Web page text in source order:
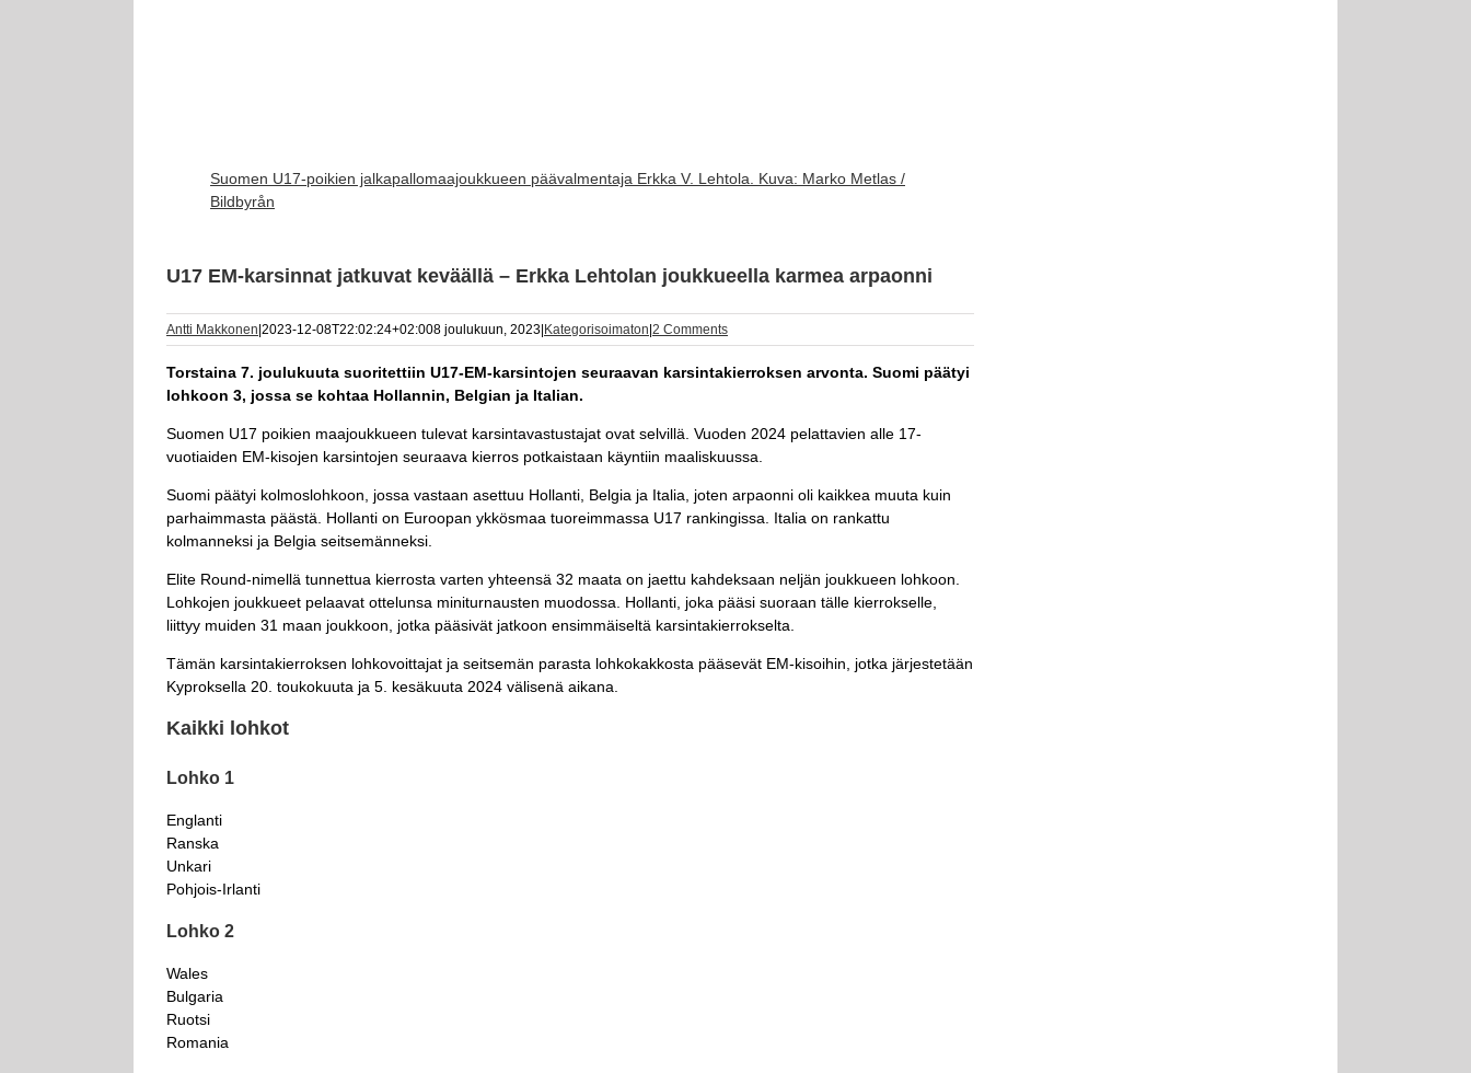
Suomen U17-poikien jalkapallomaajoukkueen päävalmentaja Erkka V. Lehtola. Kuva: Marko Metlas /
Bildbyrån
U17 EM-karsinnat jatkuvat keväällä – Erkka Lehtolan joukkueella karmea arpaonni
Antti Makkonen 2023-12-08T22:02:24+02:008 joulukuun, 2023 Kategorisoimaton 2 Comments
Torstaina 7. joulukuuta suoritettiin U17-EM-karsintojen seuraavan karsintakierroksen arvonta. Suomi päätyi
lohkoon 3, jossa se kohtaa Hollannin, Belgian ja Italian.
Suomen U17 poikien maajoukkueen tulevat karsintavastustajat ovat selvillä. Vuoden 2024 pelattavien alle 17-
vuotiaiden EM-kisojen karsintojen seuraava kierros potkaistaan käyntiin maaliskuussa.
Suomi päätyi kolmoslohkoon, jossa vastaan asettuu Hollanti, Belgia ja Italia, joten arpaonni oli kaikkea muuta kuin
parhaimmasta päästä. Hollanti on Euroopan ykkösmaa tuoreimmassa U17 rankingissa. Italia on rankattu
kolmanneksi ja Belgia seitsemänneksi.
Elite Round-nimellä tunnettua kierrosta varten yhteensä 32 maata on jaettu kahdeksaan neljän joukkueen lohkoon.
Lohkojen joukkueet pelaavat ottelunsa miniturnausten muodossa. Hollanti, joka pääsi suoraan tälle kierrokselle,
liittyy muiden 31 maan joukkoon, jotka pääsivät jatkoon ensimmäiseltä karsintakierrokselta.
Tämän karsintakierroksen lohkovoittajat ja seitsemän parasta lohkokakkosta pääsevät EM-kisoihin, jotka järjestetään
Kyproksella 20. toukokuuta ja 5. kesäkuuta 2024 välisenä aikana.
Kaikki lohkot
Lohko 1
Englanti
Ranska
Unkari
Pohjois-Irlanti
Lohko 2
Wales
Bulgaria
Ruotsi
Romania